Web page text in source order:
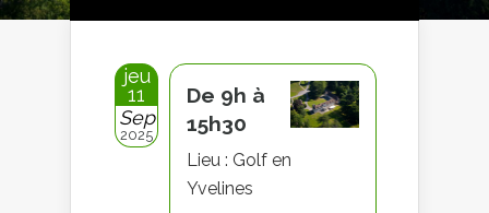
jeu
11
Sep
2025
De 9h à
15h30
Lieu : Golf en
Yvelines